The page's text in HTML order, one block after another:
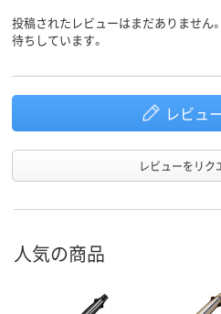
投稿されたレビューはまだありません
待ちしています。
レビュ
レビューをリク
人気の商品